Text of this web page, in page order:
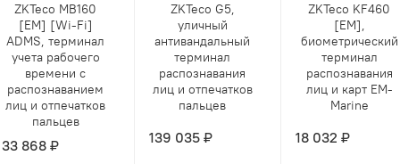
ZKTeco MB160
[EM] [Wi-Fi]
ADMS, терминал
учета рабочего
времени с
распознаванием
лиц и отпечатков
пальцев
33 868 ₽
ZKTeco G5,
уличный
антивандальный
терминал
распознавания
лиц и отпечатков
пальцев
139 035 ₽
ZKTeco KF460
[EM],
биометрический
терминал
распознавания
лиц и карт EM-
Marine
18 032 ₽